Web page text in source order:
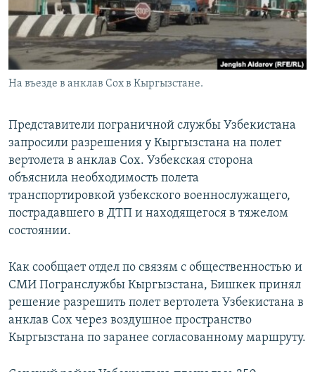
На въезде в анклав Сох в Кыргызстане.
Представители пограничной службы Узбекистана
запросили разрешения у Кыргызстана на полет
вертолета в анклав Сох. Узбекская сторона
объяснила необходимость полета
транспортировкой узбекского военнослужащего,
пострадавшего в ДТП и находящегося в тяжелом
состоянии.
Как сообщает отдел по связям с общественностью и
СМИ Погранслужбы Кыргызстана, Бишкек принял
решение разрешить полет вертолета Узбекистана в
анклав Сох через воздушное пространство
Кыргызстана по заранее согласованному маршруту.